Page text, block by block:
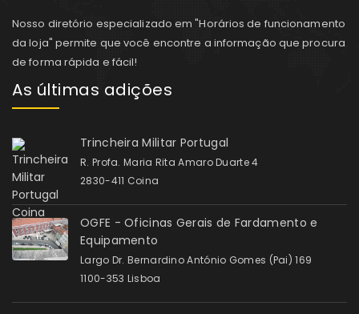
Nosso diretório especializado em "Horários de funcionamento
da loja" permite que você encontre a informação que procura
de forma rápida e fácil!
As últimas adições
Trincheira Militar Portugal
R. Profa. Maria Rita Amaro Duarte 4
2830-411 Coina
OGFE - Oficinas Gerais de Fardamento e
Equipamento
Largo Dr. Bernardino António Gomes (Pai) 169
1100-353 Lisboa